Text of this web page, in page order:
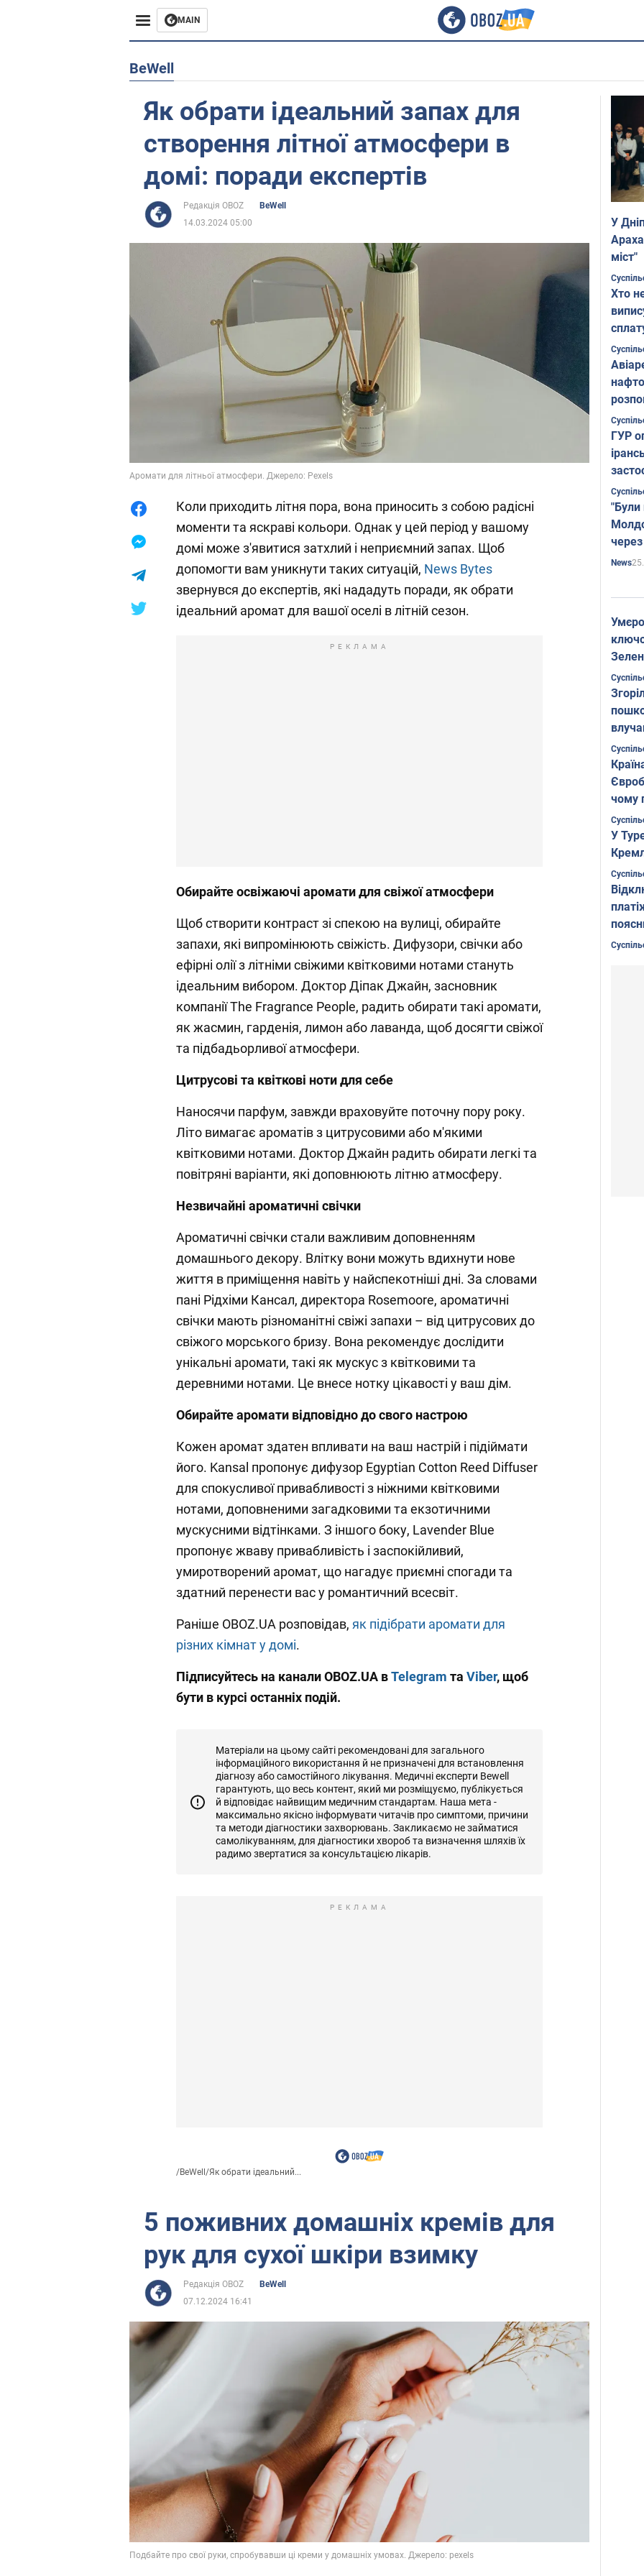
MAIN
Європа
Життя
BeWell
Як обрати ідеальний запах для
створення літної атмосфери в
домі: поради експертів
Редакція OBOZ
BeWell
14.03.2024 05:00
Аромати для літньої атмосфери. Джерело: Pexels
Коли приходить літня пора, вона приносить з собою радісні
моменти та яскраві кольори. Однак у цей період у вашому
домі може з'явитися затхлий і неприємний запах. Щоб
допомогти вам уникнути таких ситуацій, News Bytes
звернувся до експертів, які нададуть поради, як обрати
ідеальний аромат для вашої оселі в літній сезон.
РЕКЛАМА
Обирайте освіжаючі аромати для свіжої атмосфери
Щоб створити контраст зі спекою на вулиці, обирайте
запахи, які випромінюють свіжість. Дифузори, свічки або
ефірні олії з літніми свіжими квітковими нотами стануть
ідеальним вибором. Доктор Діпак Джайн, засновник
компанії The Fragrance People, радить обирати такі аромати,
як жасмин, гарденія, лимон або лаванда, щоб досягти свіжої
та підбадьорливої атмосфери.
Цитрусові та квіткові ноти для себе
Наносячи парфум, завжди враховуйте поточну пору року.
Літо вимагає ароматів з цитрусовими або м'якими
квітковими нотами. Доктор Джайн радить обирати легкі та
повітряні варіанти, які доповнюють літню атмосферу.
Незвичайні ароматичні свічки
Ароматичні свічки стали важливим доповненням
домашнього декору. Влітку вони можуть вдихнути нове
життя в приміщення навіть у найспекотніші дні. За словами
пані Рідхіми Кансал, директора Rosemoore, ароматичні
свічки мають різноманітні свіжі запахи – від цитрусових до
свіжого морського бризу. Вона рекомендує дослідити
унікальні аромати, такі як мускус з квітковими та
деревними нотами. Це внесе нотку цікавості у ваш дім.
Обирайте аромати відповідно до свого настрою
Кожен аромат здатен впливати на ваш настрій і підіймати
його. Kansal пропонує дифузор Egyptian Cotton Reed Diffuser
для спокусливої привабливості з ніжними квітковими
нотами, доповненими загадковими та екзотичними
мускусними відтінками. З іншого боку, Lavender Blue
пропонує жваву привабливість і заспокійливий,
умиротворений аромат, що нагадує приємні спогади та
здатний перенести вас у романтичний всесвіт.
Раніше OBOZ.UA розповідав, як підібрати аромати для
різних кімнат у домі.
Підписуйтесь на канали OBOZ.UA вTelegram та Viber, щоб
бути в курсі останніх подій.
Матеріали на цьому сайті рекомендовані для загального
інформаційного використання й не призначені для встановлення
діагнозу або самостійного лікування. Медичні експерти Bewell
гарантують, що весь контент, який ми розміщуємо, публікується
й відповідає найвищим медичним стандартам. Наша мета -
максимально якісно інформувати читачів про симптоми, причини
та методи діагностики захворювань. Закликаємо не займатися
самолікуванням, для діагностики хвороб та визначення шляхів їх
радимо звертатися за консультацією лікарів.
РЕКЛАМА
/BeWell /Як обрати ідеальний...
5 поживних домашніх кремів для
рук для сухої шкіри взимку
Редакція OBOZ
BeWell
07.12.2024 16:41
Подбайте про свої руки, спробувавши ці креми у домашніх умовах. Джерело: pexels
У
міст"
Хто
ГУР
"Були
News
Фото
чому
У